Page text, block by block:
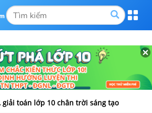
giải toán lớp 10 chân trời sáng tạo